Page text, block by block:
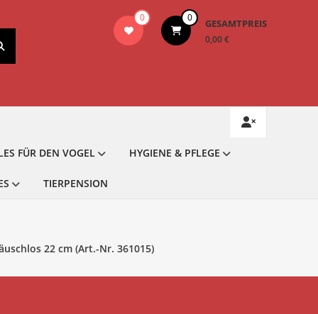
0 0 GESAMTPREIS
0,00 €
FÜR DEN VOGEL HYGIENE & PFLEGE
TIERPENSION
22 cm (Art.-Nr. 361015)